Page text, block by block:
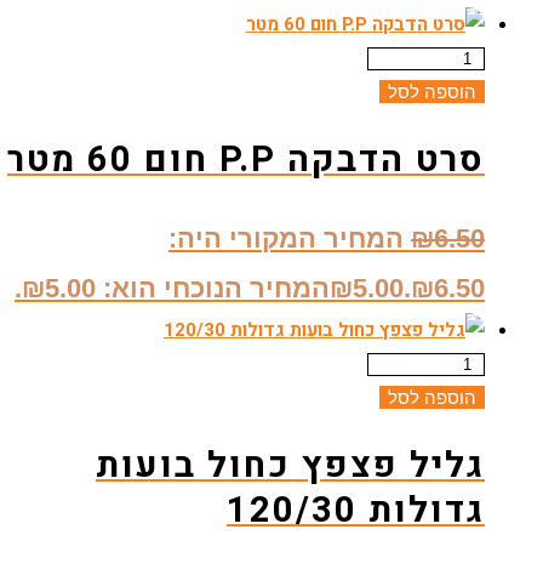
הוספה לסל
סרט הדבקה P.P חום 60 מטר
₪6.50
המחיר המקורי היה:
₪6.50.
₪5.00 המחיר הנוכחי הוא: ₪5.00.
הוספה לסל
גליל פצפץ כחול בועות
גדולות 120/30